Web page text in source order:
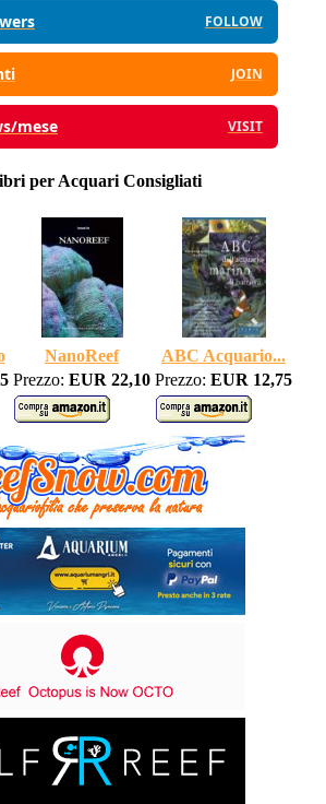
FOLLOW
JOIN
mese VISIT
per Acquari Consigliati
NanoReef
ABC Acquario...
Prezzo: EUR 22,10 Prezzo: EUR 12,75